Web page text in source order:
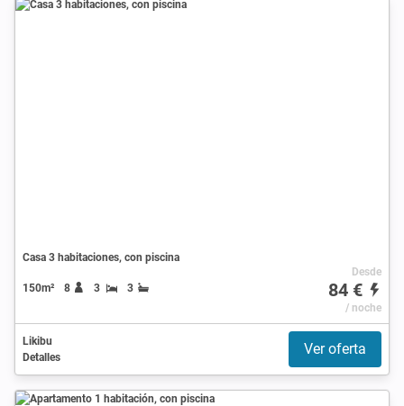
Casa 3 habitaciones, con piscina
150m² 8 3 3
Desde
84 €
/ noche
Likibu
Detalles
Ver oferta